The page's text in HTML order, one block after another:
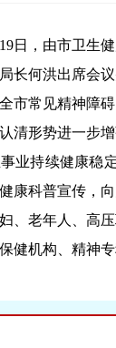
，由市卫生健
长何洪出席会
常见精神障碍
形势进一步增
业持续健康稳
康科普宣传，
、老年人、高
机构、精神专